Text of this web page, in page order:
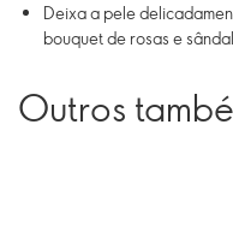
Deixa a pele
bouquet de rosas e
Outros